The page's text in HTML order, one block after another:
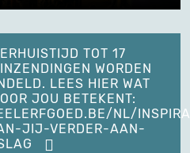
TOT 17
WORDEN
LEES HIER WAT
JOU BETEKENT:
NL/
JIJ-VERDER-AAN-